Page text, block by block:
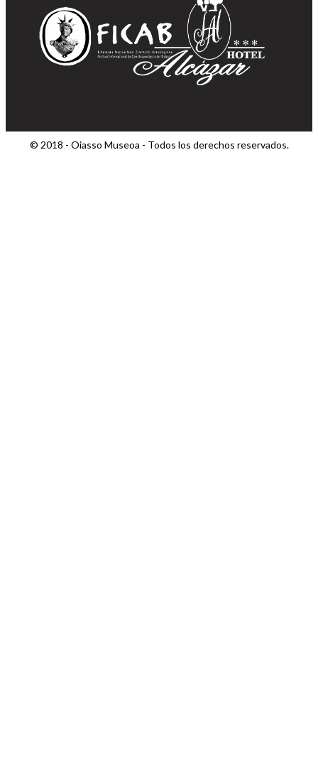
© 2018 - Oiasso Museoa - Todos los derechos reservados.